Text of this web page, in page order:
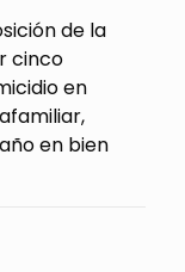
de la
cinco
en
en bien